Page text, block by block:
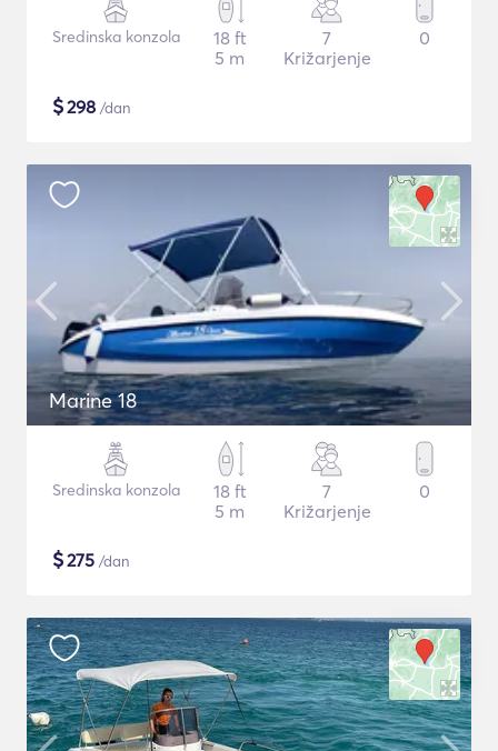
Sredinska konzola
18 ft
5 m
7
Križarjenje
0
$298 /dan
Marine 18
Sredinska konzola
18 ft
5 m
7
Križarjenje
0
$275 /dan